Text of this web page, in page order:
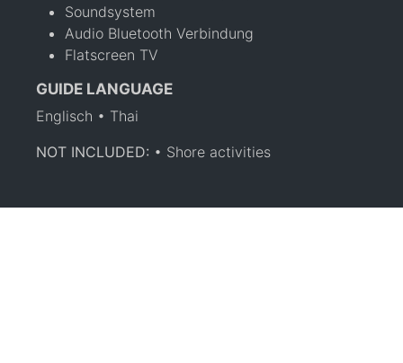
Soundsystem
Audio Bluetooth Verbindung
Flatscreen TV
GUIDE LANGUAGE
Englisch • Thai
NOT INCLUDED: • Shore activities